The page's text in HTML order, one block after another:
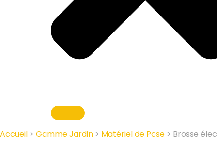
Accueil > Gamme Jardin > Matériel de Pose > Brosse